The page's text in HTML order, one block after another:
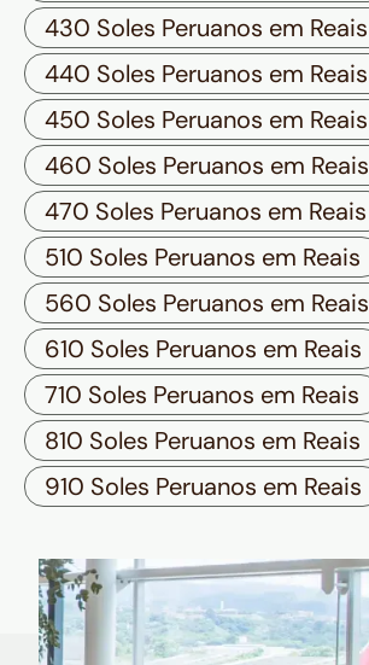
430 Soles Peruanos em Reais
440 Soles Peruanos em Reais
450 Soles Peruanos em Reais
460 Soles Peruanos em Reais
470 Soles Peruanos em Reais
510 Soles Peruanos em Reais
560 Soles Peruanos em Reais
610 Soles Peruanos em Reais
710 Soles Peruanos em Reais
810 Soles Peruanos em Reais
910 Soles Peruanos em Reais